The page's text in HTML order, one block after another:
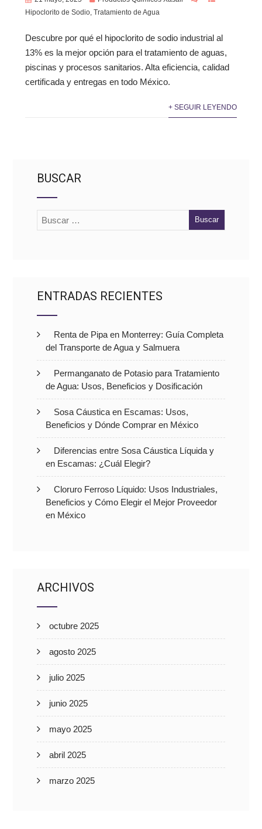
Hipoclorito de Sodio, Tratamiento de Agua
Descubre por qué el hipoclorito de sodio industrial al
13% es la mejor opción para el tratamiento de aguas,
piscinas y procesos sanitarios. Alta eficiencia, calidad
certificada y entregas en todo México.
+ SEGUIR LEYENDO
BUSCAR
ENTRADAS RECIENTES
Renta de Pipa en Monterrey: Guía Completa
del Transporte de Agua y Salmuera
Permanganato de Potasio para Tratamiento
de Agua: Usos, Beneficios y Dosificación
Sosa Cáustica en Escamas: Usos,
Beneficios y Dónde Comprar en México
Diferencias entre Sosa Cáustica Líquida y
en Escamas: ¿Cuál Elegir?
Cloruro Ferroso Líquido: Usos Industriales,
Beneficios y Cómo Elegir el Mejor Proveedor
en México
ARCHIVOS
octubre 2025
agosto 2025
julio 2025
junio 2025
mayo 2025
abril 2025
marzo 2025